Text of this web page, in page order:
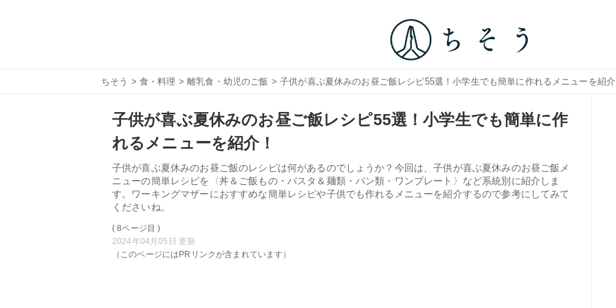
ちそう > 食・料理 >離乳食・幼児のご飯 > 子供が喜ぶ夏休みのお昼ご飯レシピ55選！小学生でも簡単に作れるメニューを紹
子供が喜ぶ夏休みのお昼ご飯レシピ55選！小学生でも簡単に作
れるメニューを紹介！
子供が喜ぶ夏休みのお昼ご飯のレシピは何があるのでしょうか？今回は、子供が喜ぶ夏休みのお昼ご飯メ
ニューの簡単レシピを〈丼＆ご飯もの・パスタ＆麺類・パン類・ワンプレート〉など系統別に紹介しま
す。ワーキングマザーにおすすめな簡単レシピや子供でも作れるメニューを紹介するので参考にしてみて
くださいね。
( 8ページ目 )
2024年04月05日 更新
（このページにはPRリンクが含まれています）